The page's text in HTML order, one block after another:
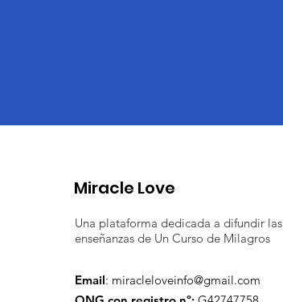
Miracle Love
Una plataforma dedicada a difundir las
enseñanzas de Un Curso de Milagros
Email: miracleloveinfo@gmail.com